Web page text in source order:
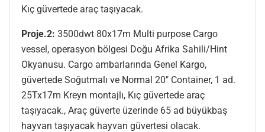
Kıç güvertede araç taşıyacak.
Proje.2: 3500dwt 80x17m Multi purpose Cargo
vessel, operasyon bölgesi Doğu Afrika Sahili/Hint
Okyanusu. Cargo ambarlarında Genel Kargo,
güvertede Soğutmalı ve Normal 20″ Container, 1 ad.
25Tx17m Kreyn montajlı, Kıç güvertede araç
taşıyacak., Araç güverte üzerinde 65 ad büyükbaş
hayvan taşıyacak hayvan güvertesi olacak.